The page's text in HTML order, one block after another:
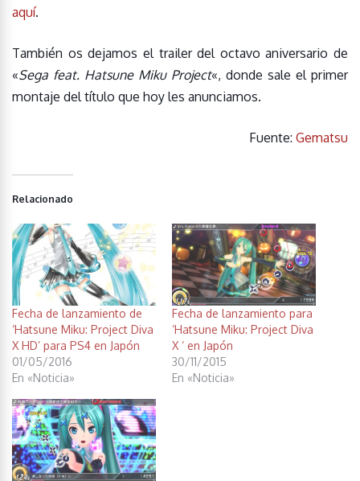
aquí.
También os dejamos el trailer del octavo aniversario de
«Sega feat. Hatsune Miku Project«, donde sale el primer
montaje del título que hoy les anunciamos.
Fuente: Gematsu
Relacionado
Fecha de lanzamiento de
‘Hatsune Miku: Project Diva
X HD’ para PS4 en Japón
01/05/2016
En «Noticia»
Fecha de lanzamiento para
‘Hatsune Miku: Project Diva
X ‘ en Japón
30/11/2015
En «Noticia»